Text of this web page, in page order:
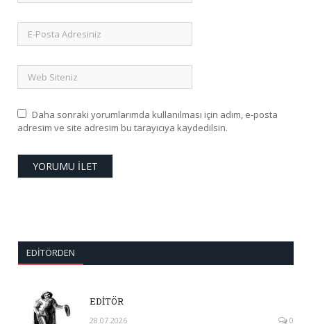
Daha sonraki yorumlarımda kullanılması için adım, e-posta
adresim ve site adresim bu tarayıcıya kaydedilsin.
EDITÖRDEN
EDİTÖR
28.07.2026 0